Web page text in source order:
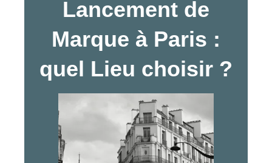
Lancement de
Marque à Paris :
quel Lieu choisir ?